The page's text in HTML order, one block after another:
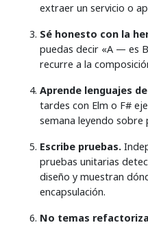
extraer un servicio o
Sé honesto con la
puedas decir «A — es
recurre a la
Aprende lenguajes
tardes con Elm o F#
semana leyendo sobre
Escribe pruebas.
pruebas unitarias
diseño y muestran
encapsulación.
No temas